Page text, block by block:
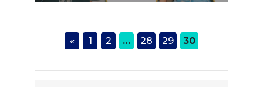
« 1 2 … 28 29 30